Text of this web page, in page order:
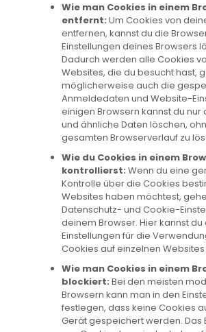
Wie man Cookies in einem
entfernt: Um Cookies von
entfernen, kannst du die
Einstellungen deines Browsers
Dadurch werden alle Cookies
Websites, die du besucht hast,
möglicherweise auch die
Anmeldedaten und Website-
einigen Browsern kannst du nur
und ähnliche Daten löschen,
gesamten Browserverlauf zu
Wie du Cookies in einem
kontrollierst: Wenn du eine
Kontrolle über die Cookies
Websites haben möchtest,
Datenschutz- und Cookie-
deinem Browser. Hier kannst du
Einstellungen für die
Cookies auf einzelnen
Wie man Cookies in einem
blockiert: Bei den meisten
Browsern kann man in den
festlegen, dass keine Cookies
Gerät gespeichert werden. Das